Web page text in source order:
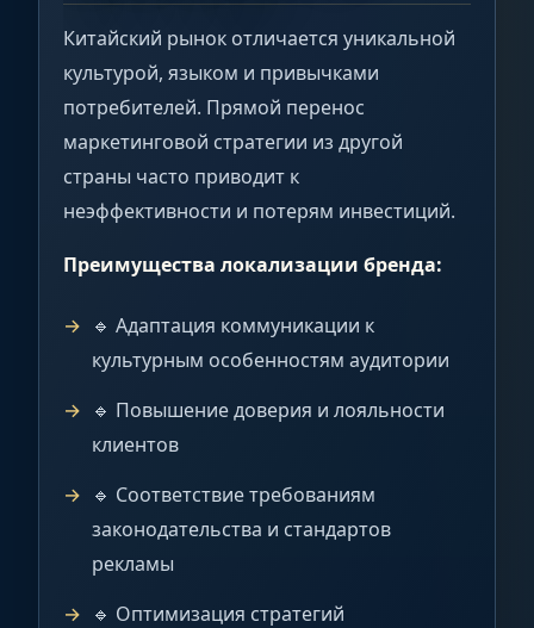
Китайский рынок отличается уникальной
культурой, языком и привычками
потребителей. Прямой перенос
маркетинговой стратегии из другой
страны часто приводит к
неэффективности и потерям инвестиций.
Преимущества локализации бренда:
🔹 Адаптация коммуникации к
культурным особенностям аудитории
🔹 Повышение доверия и лояльности
клиентов
🔹 Соответствие требованиям
законодательства и стандартов
рекламы
🔹 Оптимизация стратегий